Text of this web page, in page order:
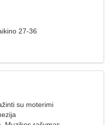
27-36
su moterimi